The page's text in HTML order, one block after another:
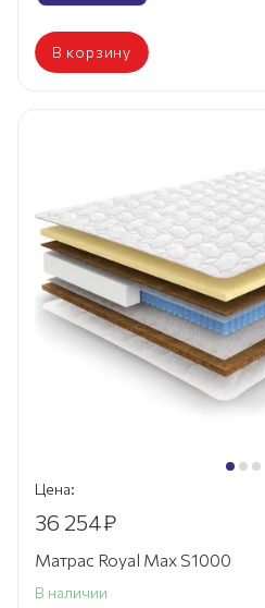
В корзину
Цена:
36 254₽
Матрас Royal Max S1000
В наличии